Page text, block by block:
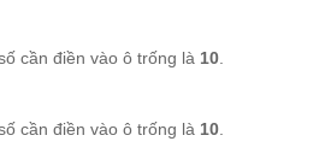
cần điền vào ô trống là 10
cần điền vào ô trống là 10